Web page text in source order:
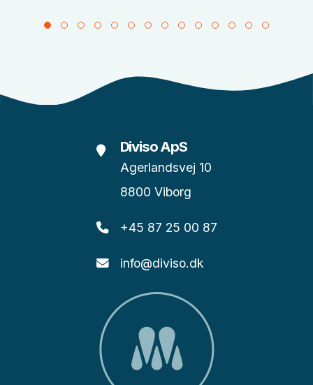
Diviso ApS
Agerlandsvej 10
8800 Viborg
+45 87 25 00 87
info@diviso.dk